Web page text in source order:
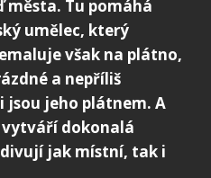
města. Tu pomáhá
umělec, který
však na plátno,
a nepříliš
jsou jeho plátnem. A
vytváří dokonalá
jak místní, tak i